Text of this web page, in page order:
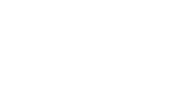
の取引を完了させた実績があります